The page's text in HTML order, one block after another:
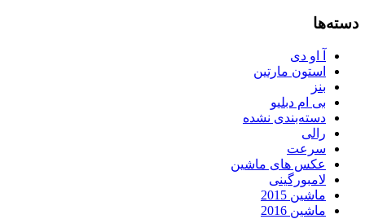
دسته‌ها
آ او دی
استون مارتین
بنز
بی ام دبلیو
دسته‌بندی نشده
رالی
سرعت
عکس های ماشین
لامبورگینی
ماشین 2015
ماشین 2016